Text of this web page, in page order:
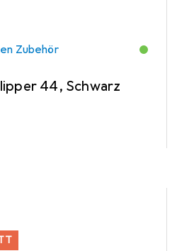
Zubehör
44, Schwarz